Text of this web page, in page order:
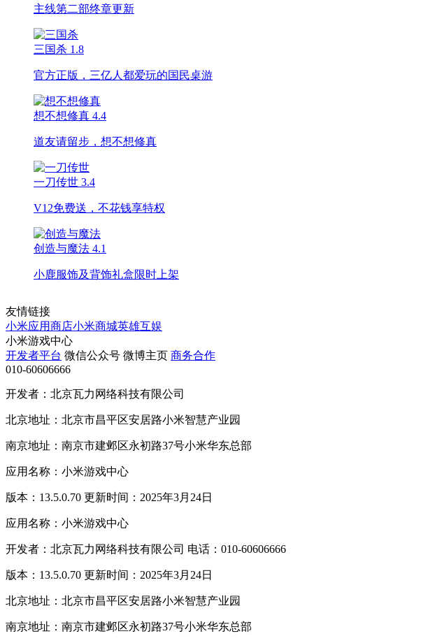
主线第二部终章更新
三国杀 1.8
官方正版，三亿人都爱玩的国民桌游
想不想修真 4.4
道友请留步，想不想修真
一刀传世 3.4
V12免费送，不花钱享特权
创造与魔法 4.1
小鹿服饰及背饰礼盒限时上架
友情链接
小米应用商店小米商城英雄互娱
小米游戏中心
开发者平台 微信公众号 微博主页 商务合作
010-60606666
开发者：北京瓦力网络科技有限公司
北京地址：北京市昌平区安居路小米智慧产业园
南京地址：南京市建邺区永初路37号小米华东总部
应用名称：小米游戏中心
版本：13.5.0.70 更新时间：2025年3月24日
应用名称：小米游戏中心
开发者：北京瓦力网络科技有限公司 电话：010-60606666
版本：13.5.0.70 更新时间：2025年3月24日
北京地址：北京市昌平区安居路小米智慧产业园
南京地址：南京市建邺区永初路37号小米华东总部